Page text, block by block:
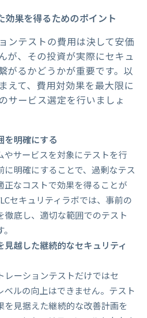
効果を得るためのポイント
ンテストの費用は決して安価
が、その投資が実際にセキュ
がるかどうかが重要です。以
えて、費用対効果を最大限に
サービス選定を行いましょ
を明確にする
やサービスを対象にテストを行
に明確にすることで、過剰なテス
正なコストで効果を得ることが
セキュリティラボでは、事前の
徹底し、適切な範囲でのテスト
見越した継続的なセキュリティ
レーションテストだけではセ
ベルの向上はできません。テスト
を見据えた継続的な改善計画を